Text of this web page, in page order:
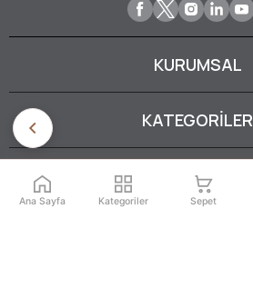
KURUMSAL
KATEGORİLER
YARDIM
Ana Sayfa Kategoriler Sepet